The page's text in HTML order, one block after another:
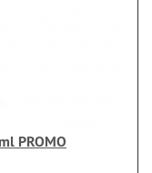
PROMO